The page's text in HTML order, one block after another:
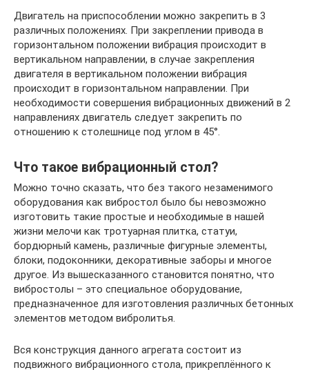
Двигатель на приспособлении можно закрепить в 3
различных положениях. При закреплении привода в
горизонтальном положении вибрация происходит в
вертикальном направлении, в случае закрепления
двигателя в вертикальном положении вибрация
происходит в горизонтальном направлении. При
необходимости совершения вибрационных движений в 2
направлениях двигатель следует закрепить по
отношению к столешнице под углом в 45°.
Что такое вибрационный стол?
Можно точно сказать, что без такого незаменимого
оборудования как вибростол было бы невозможно
изготовить такие простые и необходимые в нашей
жизни мелочи как тротуарная плитка, статуи,
бордюрный камень, различные фигурные элементы,
блоки, подоконники, декоративные заборы и многое
другое. Из вышесказанного становится понятно, что
вибростолы – это специальное оборудование,
предназначенное для изготовления различных бетонных
элементов методом вибролитья.
Вся конструкция данного агрегата состоит из
подвижного вибрационного стола, прикреплённого к